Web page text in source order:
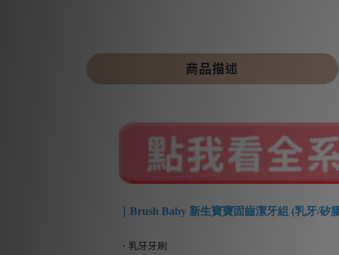
商品描述
｜Brush Baby 新生寶寶固齒潔牙組 (乳牙/矽
．乳牙牙刷